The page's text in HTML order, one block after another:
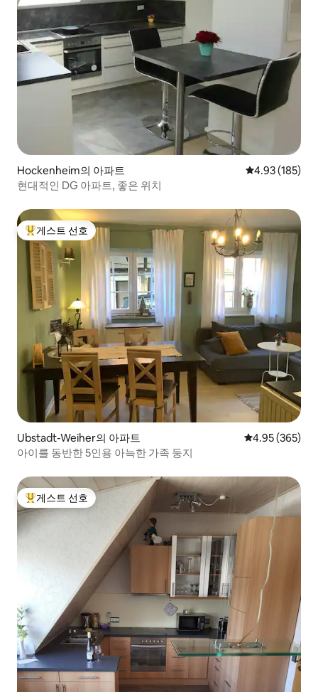
Hockenheim의 아파트 평점 4.93점(5
4.93 (185)
현대적인 DG 아파트, 좋은 위치
상위 게스트 선호
게스트 선호
Ubstadt-Weiher의 아파트 평점 4.95점(5
4.95 (365)
아이를 동반한 5인용 아늑한 가족 둥지
상위 게스트 선호
게스트 선호